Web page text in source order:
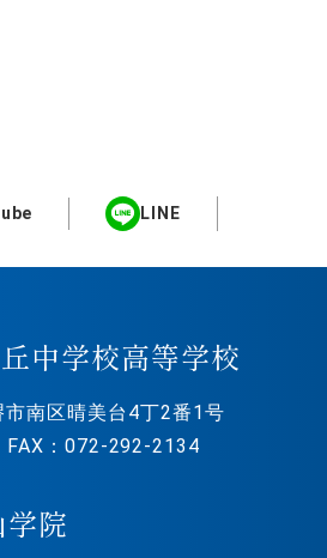
LINE
中学校高等学校
市南区晴美台4丁2番1号
：072-292-2134
院